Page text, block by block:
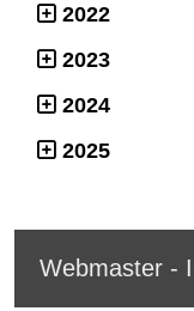
2022
2023
2024
2025
Webmaster -